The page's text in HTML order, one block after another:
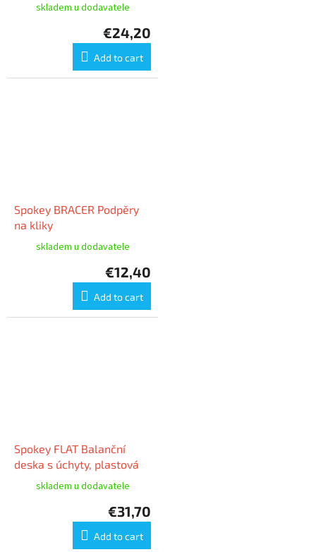
skladem u dodavatele
€24,20
Add to cart
Spokey BRACER Podpěry
na kliky
skladem u dodavatele
€12,40
Add to cart
Spokey FLAT Balanční
deska s úchyty, plastová
skladem u dodavatele
€31,70
Add to cart